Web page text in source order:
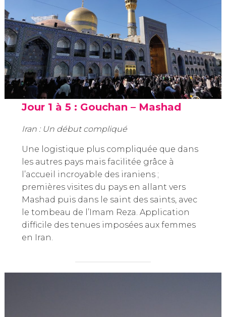
Jour 1 à 5 : Gouchan – Mashad
Iran : Un début compliqué
Une logistique plus compliquée que dans
les autres pays mais facilitée grâce à
l’accueil incroyable des iraniens ;
premières visites du pays en allant vers
Mashad puis dans le saint des saints, avec
le tombeau de l’Imam Reza. Application
difficile des tenues imposées aux femmes
en Iran.